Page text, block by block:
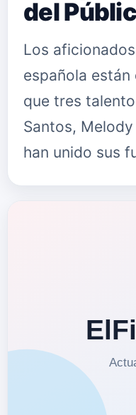
del
Los
española están
que tres
Santos,
han unido sus
2.0". Esta